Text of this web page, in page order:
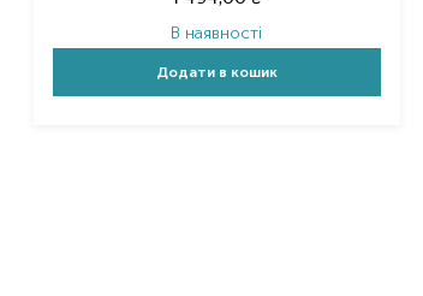
В наявності
Додати в кошик